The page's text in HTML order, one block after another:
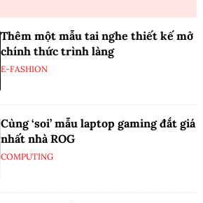
Thêm một mẫu tai nghe thiết kế mở
chính thức trình làng
E-FASHION
Cùng ‘soi’ mẫu laptop gaming đắt giá
nhất nhà ROG
COMPUTING